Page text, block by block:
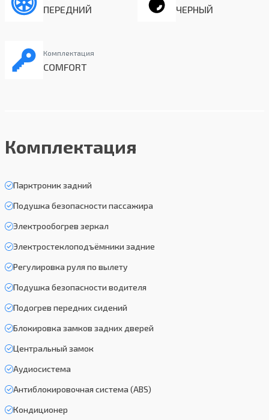
ПЕРЕДНИЙ ЧЕРНЫЙ
Комплектация
COMFORT
Комплектация
Парктроник задний
Подушка безопасности пассажира
Электрообогрев зеркал
Электростеклоподъёмники задние
Регулировка руля по вылету
Подушка безопасности водителя
Подогрев передних сидений
Блокировка замков задних дверей
Центральный замок
Аудиосистема
Антиблокировочная система (ABS)
Кондиционер